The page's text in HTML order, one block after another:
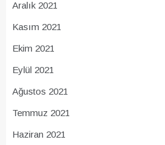
Aralık 2021
Kasım 2021
Ekim 2021
Eylül 2021
Ağustos 2021
Temmuz 2021
Haziran 2021